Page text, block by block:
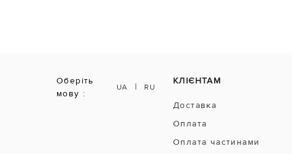
Оберіть
мову :
UA | RU
КЛІЄНТАМ
Доставка
Оплата
Оплата частинами